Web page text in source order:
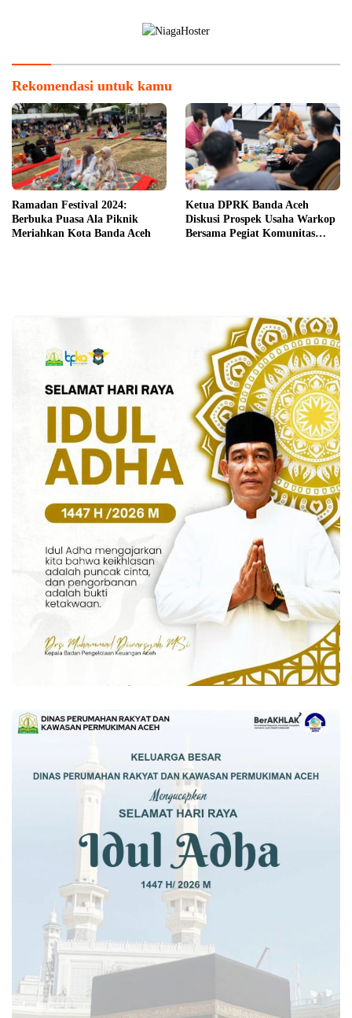
Rekomendasi untuk kamu
Ramadan Festival 2024:
Berbuka Puasa Ala Piknik
Meriahkan Kota Banda Aceh
Ketua DPRK Banda Aceh
Diskusi Prospek Usaha Warkop
Bersama Pegiat Komunitas